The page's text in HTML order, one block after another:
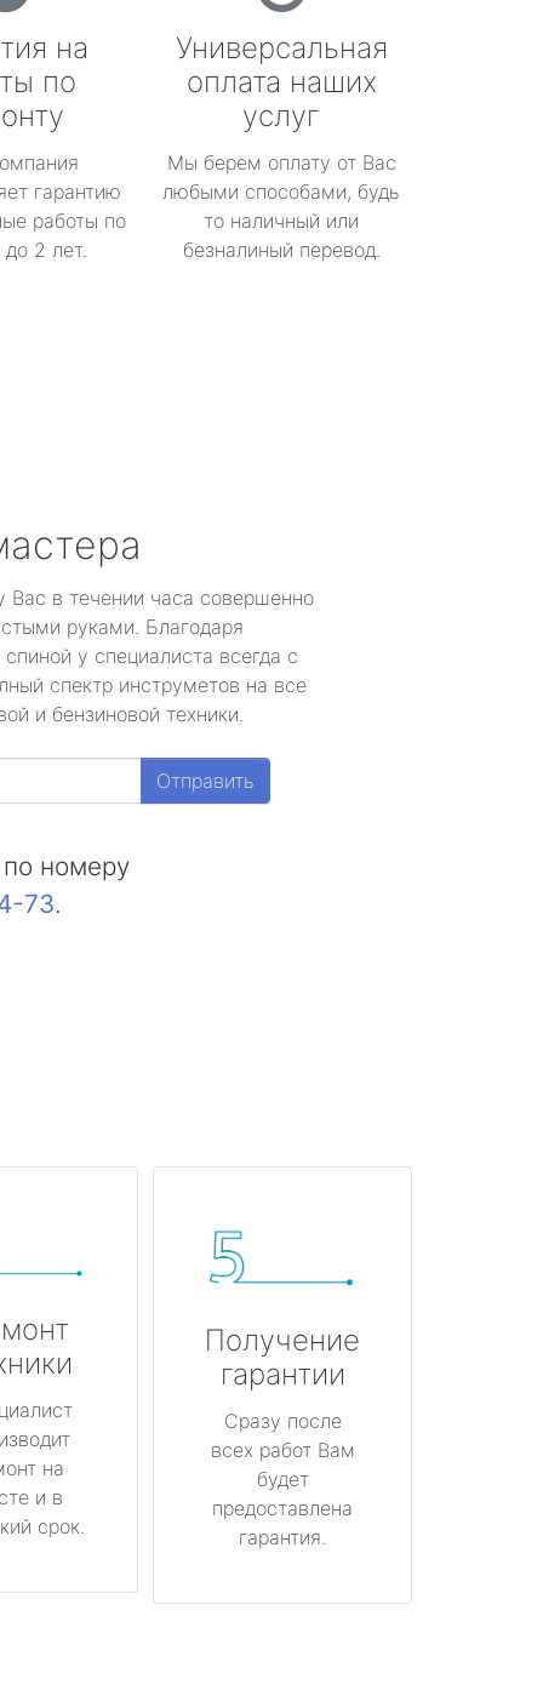
на
по
гарантию
работы по
2 лет.
Универсальная
оплата наших
услуг
Мы берем оплату от Вас
любыми способами, будь
то наличный или
безналиный перевод.
Вас в течении часа совершенно
руками. Благодаря
у специалиста всегда с
спектр инструметов на все
и бензиновой техники.
Отправить
номеру
73.
на
и в
срок.
Получение
гарантии
Сразу после
всех работ Вам
будет
предоставлена
гарантия.